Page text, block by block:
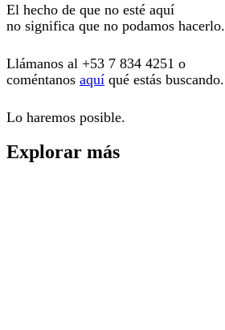
El hecho de que no esté aquí
no significa que no podamos hacerlo.
Llámanos al +53 7 834 4251 o
coméntanos aquí qué estás buscando.
Lo haremos posible.
Explorar más